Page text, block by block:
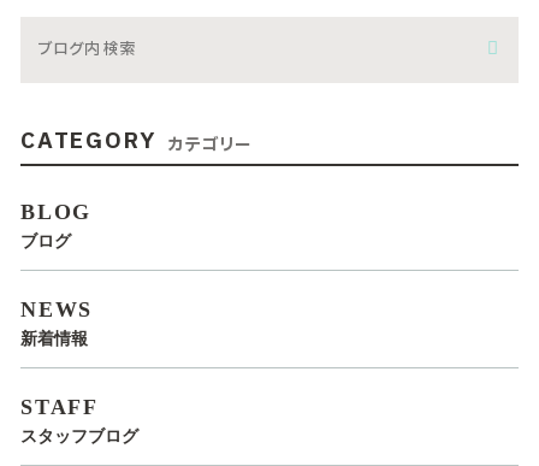
CATEGORY カテゴリー
BLOG
ブログ
NEWS
新着情報
STAFF
スタッフブログ